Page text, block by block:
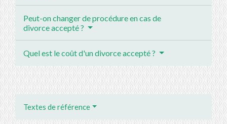
Peut-on changer de procédure en cas de
divorce accepté ?
Quel est le coût d'un divorce accepté ?
Textes de référence